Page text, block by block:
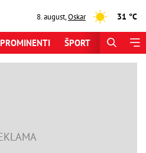
8. august,Oskar 31 °C
PROMINENTI ŠPORT